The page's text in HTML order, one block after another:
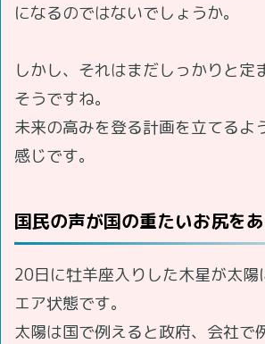
になるのではないでしょうか。
しかし、それはまだしっかりと定
そうですね。
未来の高みを登る計画を立てるよ
感じです。
国民の声が国の重たいお尻を
20日に牡羊座入りした木星が太陽
エア状態です。
太陽は国で例えると政府、会社で